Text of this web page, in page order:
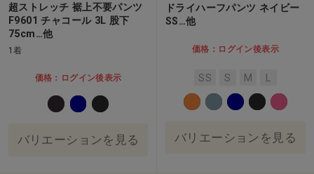
超ストレッチ 裾上不要パンツ
F9601 チャコール 3L 股下
75cm…他
1着
価格：ログイン後表示
バリエーションを見る
ドライハーフパンツ ネイビー
SS…他
価格：ログイン後表示
SS S M L
バリエーションを見る